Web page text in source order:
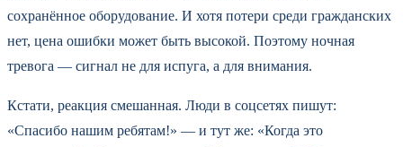
сохранённое оборудование. И хотя потери среди гражданских
нет, цена ошибки может быть высокой. Поэтому ночная
тревога — сигнал не для испуга, а для внимания.
Кстати, реакция смешанная. Люди в соцсетях пишут:
«Спасибо нашим ребятам!» — и тут же: «Когда это